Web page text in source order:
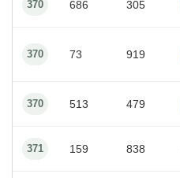
370 686 305
370 73 919
370 513 479
371 159 838